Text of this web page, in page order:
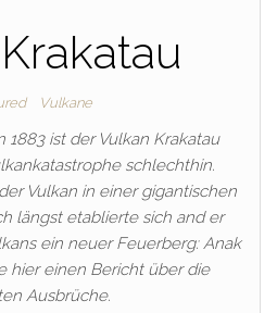
Vulkane
1883 ist der Vulkan Krakatau
schlechthin.
Vulkan in einer gigantischen
längst etablierte sich and er
ein neuer Feuerberg: Anak
hier einen Bericht über die
Ausbrüche.